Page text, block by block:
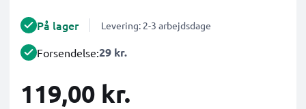
På lager Levering: 2-3 arbejdsdage
Forsendelse:29 kr.
119,00 kr.